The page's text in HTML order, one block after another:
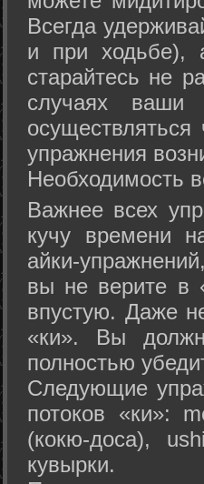
Всегда
и при ходьбе),
старайтесь не
случаях ваши
упражнения
Необходимость
Важнее всех
кучу времени
айки-
вы не верите в
впустую. Даже
«ки». Вы
полностью
Следующие
потоков «ки»:
(кокю-доса),
кувырки.